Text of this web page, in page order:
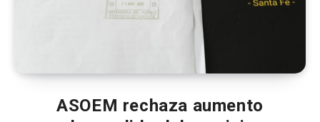
ASOEM rechaza aumento